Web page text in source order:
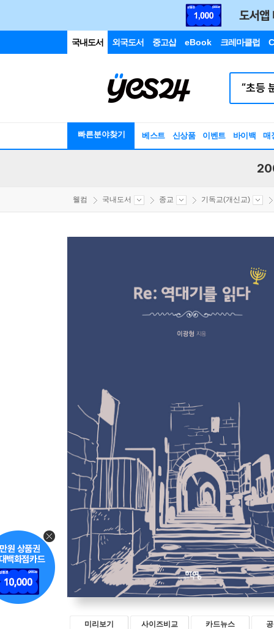
국내도서 외국도서 중고샵 eBook 크레마클럽
빠른분야찾기 베스트 신상품 이벤트 바이백 매
웰컴 국내도서 종교 기독교(개신교)
미리보기 사이즈비교 카드뉴스